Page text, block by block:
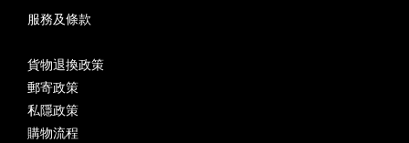
服務及條款
貨物退換政策
郵寄政策
私隱政策
購物流程